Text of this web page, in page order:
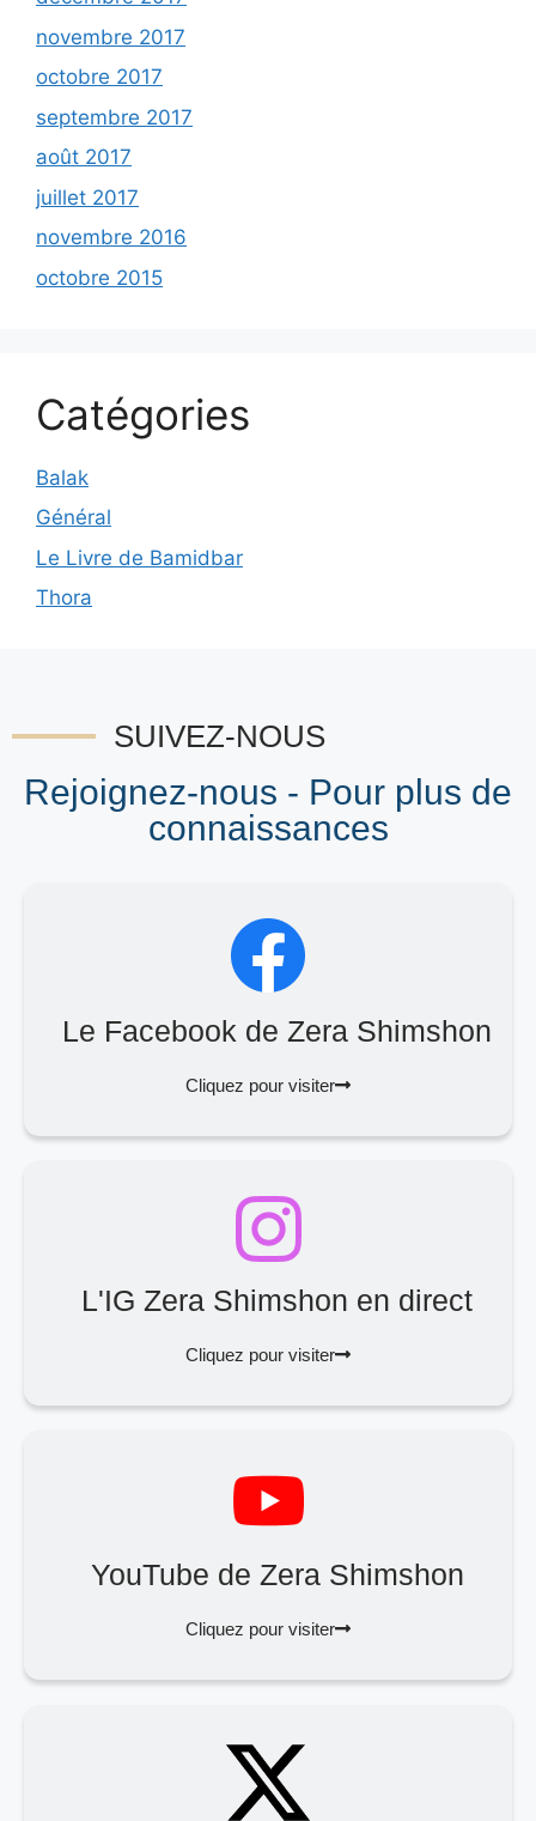
novembre 2017
octobre 2017
septembre 2017
août 2017
juillet 2017
novembre 2016
octobre 2015
Catégories
Balak
Général
Le Livre de Bamidbar
Thora
SUIVEZ-NOUS
Rejoignez-nous - Pour plus de
connaissances
Le Facebook de Zera Shimshon
Cliquez pour visiter
L'IG Zera Shimshon en direct
Cliquez pour visiter
YouTube de Zera Shimshon
Cliquez pour visiter